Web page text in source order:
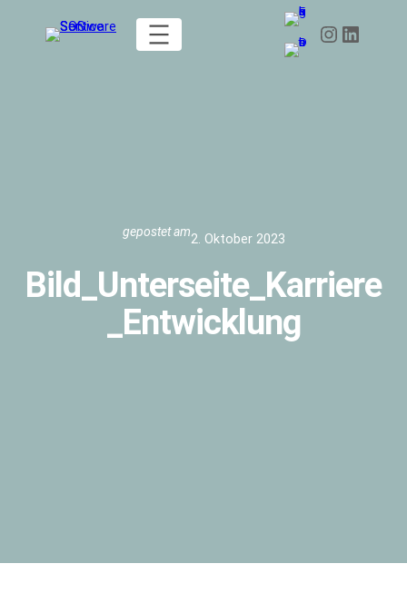
Instagram LinkedIn
gepostet am2. Oktober 2023
Bild_Unterseite_Karriere
_Entwicklung